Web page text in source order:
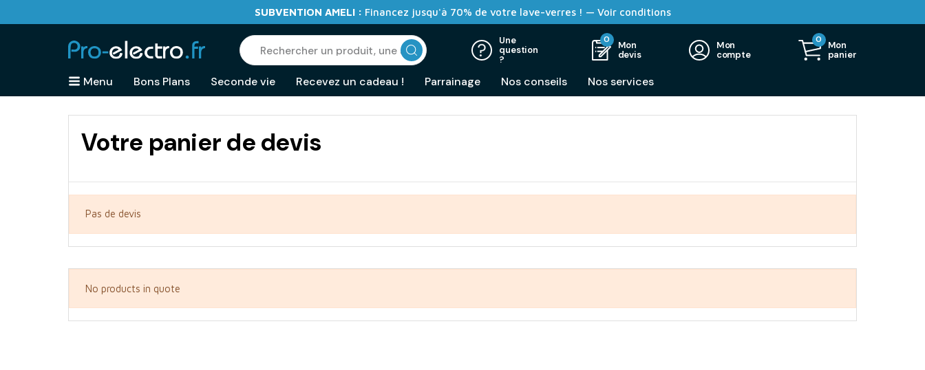
SUBVENTION AMELI : Financez jusqu'à 70% de votre lave-verres ! — Voir conditions
Une
question
?
Mon
devis
0
Mon
compte
0
Mon
panier
Menu Bons Plans Seconde vie Recevez un cadeau ! Parrainage Nos conseils Nos services
Votre panier de devis
Pas de devis
No products in quote